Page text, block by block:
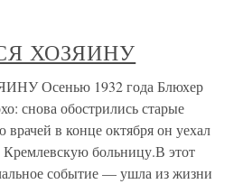
ХОЗЯИНУ
Осенью 1932 года Блюхер
снова обострились старые
в конце октября он уехал
больницу.В этот
событие — ушла из жизни